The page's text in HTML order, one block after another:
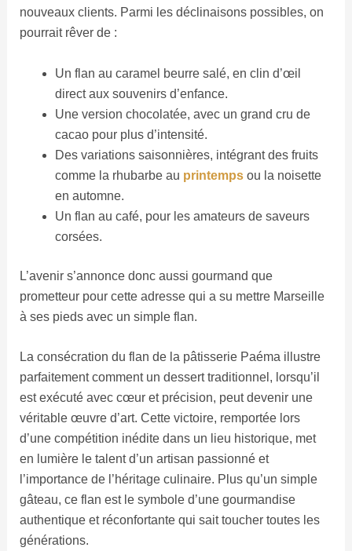
nouveaux clients. Parmi les déclinaisons possibles, on
pourrait rêver de :
Un flan au caramel beurre salé, en clin d’œil
direct aux souvenirs d’enfance.
Une version chocolatée, avec un grand cru de
cacao pour plus d’intensité.
Des variations saisonnières, intégrant des fruits
comme la rhubarbe au printempsou la noisette
en automne.
Un flan au café, pour les amateurs de saveurs
corsées.
L’avenir s’annonce donc aussi gourmand que
prometteur pour cette adresse qui a su mettre Marseille
à ses pieds avec un simple flan.
La consécration du flan de la pâtisserie Paéma illustre
parfaitement comment un dessert traditionnel, lorsqu’il
est exécuté avec cœur et précision, peut devenir une
véritable œuvre d’art. Cette victoire, remportée lors
d’une compétition inédite dans un lieu historique, met
en lumière le talent d’un artisan passionné et
l’importance de l’héritage culinaire. Plus qu’un simple
gâteau, ce flan est le symbole d’une gourmandise
authentique et réconfortante qui sait toucher toutes les
générations.